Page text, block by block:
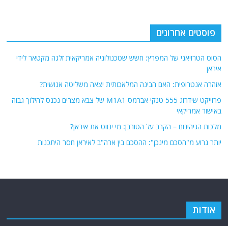
פוסטים אחרונים
הסוס הטרויאני של המפרץ: חשש שטכנולוגיה אמריקאית זלגה מקטאר לידי
איראן
אזהרה אנטרופית: האם הבינה המלאכותית יצאה משליטה אנושית?
פרוייקט שידרוג 555 טנקי אברמס M1A1 של צבא מצרים נכנס להילוך גבוה
באישור אמריקאי
מלכות הגיהינום – הקרב על הטורבן: מי ינווט את איראן?
יותר גרוע מ"הסכם מינכן": ההסכם בין ארה"ב לאיראן חסר היתכנות
אודות